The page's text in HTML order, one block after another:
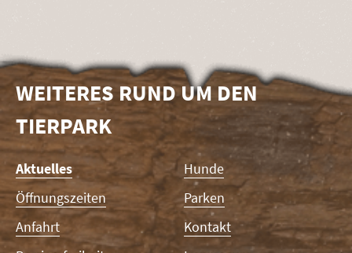
WEITERES RUND UM DEN
TIERPARK
Navigation
überspringen
Aktuelles
Öffnungszeiten
Anfahrt
Hunde
Parken
Kontakt